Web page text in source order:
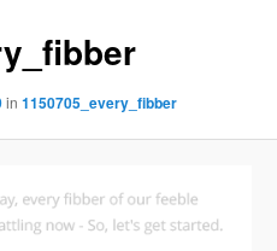
in1150705_every_fibber